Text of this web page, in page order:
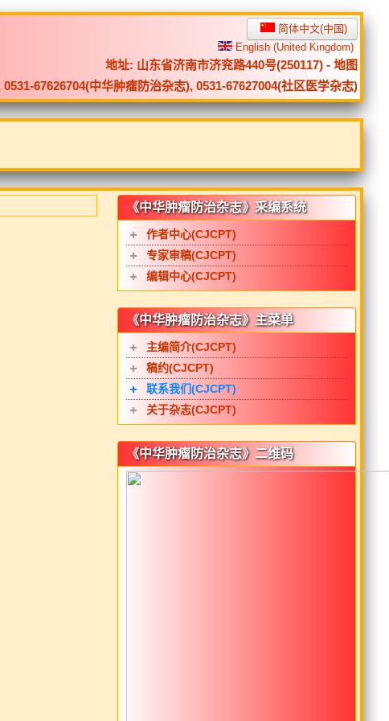
简体中文(中国)
English (United Kingdom)
地址: 山东省济南市济兖路440号(250117) - 地图
0531-67626704(中华肿瘤防治杂志), 0531-67627004(社区医学杂志)
《中华肿瘤防治杂志》采编系统
作者中心(CJCPT)
专家审稿(CJCPT)
编辑中心(CJCPT)
《中华肿瘤防治杂志》主菜单
主编简介(CJCPT)
稿约(CJCPT)
联系我们(CJCPT)
关于杂志(CJCPT)
《中华肿瘤防治杂志》二维码